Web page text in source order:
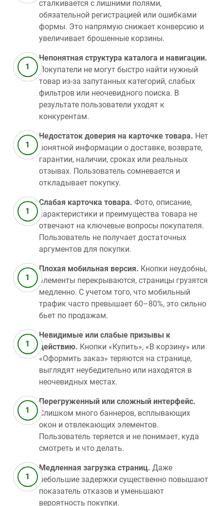
сталкивается с лишними полями,
обязательной регистрацией или ошибками
формы. Это напрямую снижает конверсию и
увеличивает брошенные корзины.
Непонятная структура каталога и навигации.
Покупатели не могут быстро найти нужный
товар из‑за запутанных категорий, слабых
фильтров или неочевидного поиска. В
результате пользователи уходят к
конкурентам.
Недостаток доверия на карточке товара. Нет
понятной информации о доставке, возврате,
гарантии, наличии, сроках или реальных
отзывах. Пользователь сомневается и
откладывает покупку.
Слабая карточка товара. Фото, описание,
характеристики и преимущества товара не
отвечают на ключевые вопросы покупателя.
Пользователь не получает достаточных
аргументов для покупки.
Плохая мобильная версия. Кнопки неудобны,
элементы перекрываются, страницы грузятся
медленно. С учетом того, что мобильный
трафик часто превышает 60–80%, это сильно
бьет по продажам.
Невидимые или слабые призывы к
действию. Кнопки «Купить», «В корзину» или
«Оформить заказ» теряются на странице,
выглядят неубедительно или находятся в
неочевидных местах.
Перегруженный или сложный интерфейс.
Слишком много баннеров, всплывающих
окон и отвлекающих элементов.
Пользователь теряется и не понимает, куда
смотреть и что делать.
Медленная загрузка страниц. Даже
небольшие задержки существенно повышают
показатель отказов и уменьшают
вероятность покупки.